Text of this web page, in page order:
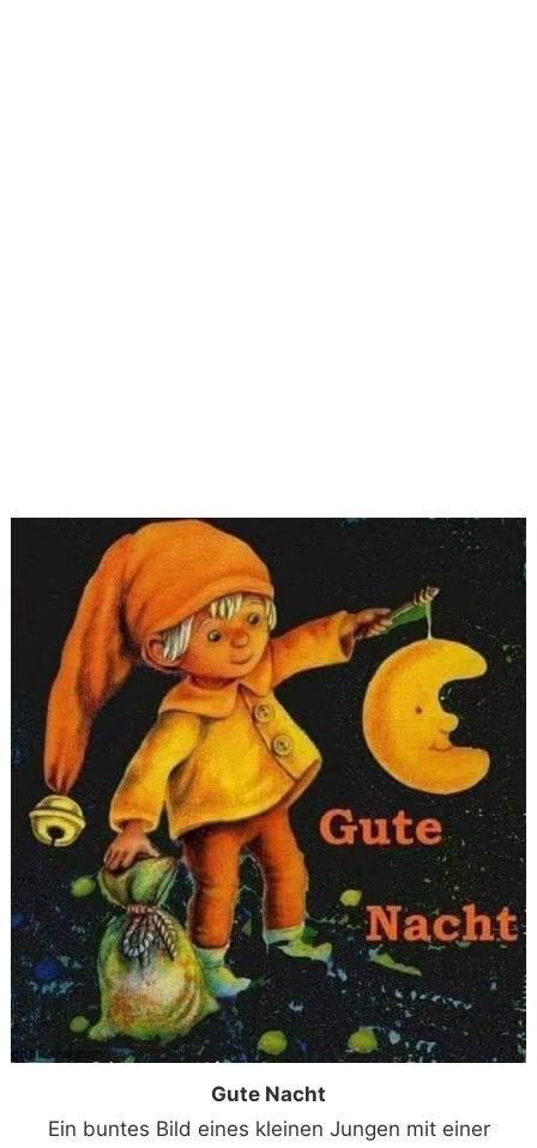
Gute Nacht
Ein buntes Bild eines kleinen Jungen mit einer